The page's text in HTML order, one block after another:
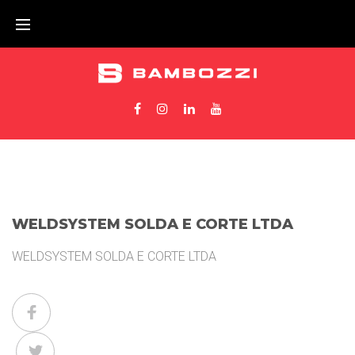
WELDSYSTEM SOLDA E CORTE LTDA
WELDSYSTEM SOLDA E CORTE LTDA